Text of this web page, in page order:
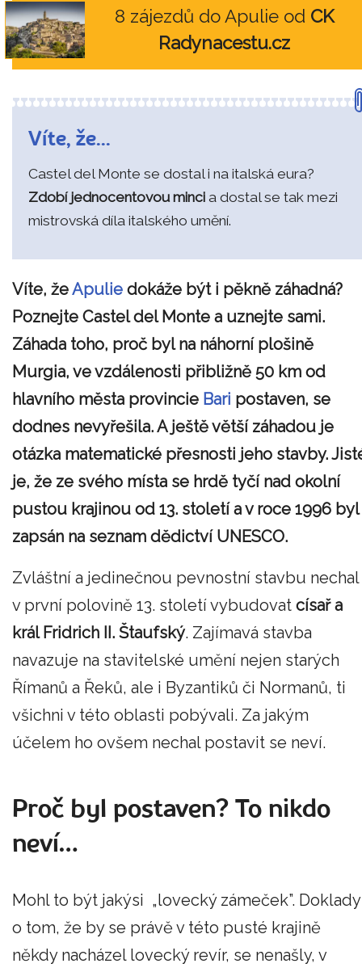
8 zájezdů do Apulie od CK
Radynacestu.cz
Víte, že...
Castel del Monte se dostal i na italská eura?
Zdobí jednocentovou minci a dostal se tak mezi
mistrovská díla italského umění.
Víte, žeApulie dokáže být i pěkně záhadná?
Poznejte Castel del Monte a uznejte sami.
Záhada toho, proč byl na náhorní plošině
Murgia, ve vzdálenosti přibližně 50 km od
hlavního města provincie Bari postaven, se
dodnes nevyřešila. A ještě větší záhadou je
otázka matematické přesnosti jeho stavby.
je, že ze svého místa se hrdě tyčí nad okolní
pustou krajinou od 13. století a v roce 1996 byl
zapsán na seznam dědictví UNESCO.
Zvláštní a jedinečnou pevnostní stavbu nechal
v první polovině 13. století vybudovat císař a
král Fridrich II. Štaufský. Zajímavá stavba
navazuje na stavitelské umění nejen starých
Římanů a Řeků, ale i Byzantiků či Normanů, ti
všichni v této oblasti pobývali. Za jakým
účelem ho ovšem nechal postavit se neví.
Proč byl postaven? To nikdo
neví…
Mohl to být jakýsi „lovecký zámeček”. Doklady
o tom, že by se právě v této pusté krajině
někdy nacházel lovecký revír, se nenašly, v